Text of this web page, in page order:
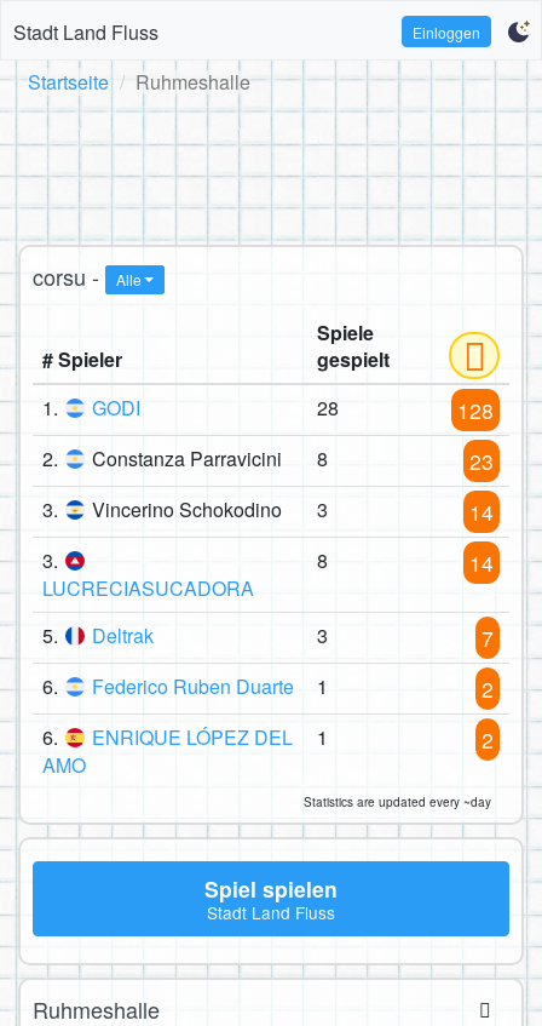
Stadt Land Fluss Einloggen
Startseite Ruhmeshalle
corsu - Alle
# Spieler
Spiele
gespielt
1.
GODI 28 128
2. Constanza Parravicini 8 23
3. Vincerino Schokodino 3 14
3.
LUCRECIASUCADORA
8 14
5. Deltrak 3 7
6. Federico Ruben Duarte 1 2
6.
ENRIQUE LÓPEZ DEL
AMO
1 2
Statistics are updated every ~day
Spiel spielen
Stadt Land Fluss
Ruhmeshalle